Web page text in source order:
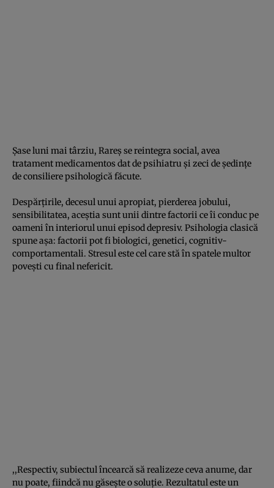
Şase luni mai târziu, Rareş se reintegra social, avea
tratament medicamentos dat de psihiatru şi zeci de şedinţe
de consiliere psihologică făcute.
Despărţirile, decesul unui apropiat, pierderea jobului,
sensibilitatea, aceştia sunt unii dintre factorii ce îi conduc pe
oameni în interiorul unui episod depresiv. Psihologia clasică
spune aşa: factorii pot fi biologici, genetici, cognitiv-
comportamentali. Stresul este cel care stă în spatele multor
poveşti cu final nefericit.
,,Respectiv, subiectul încearcă să realizeze ceva anume, dar
nu poate, fiindcă nu găseşte o soluţie. Rezultatul este un